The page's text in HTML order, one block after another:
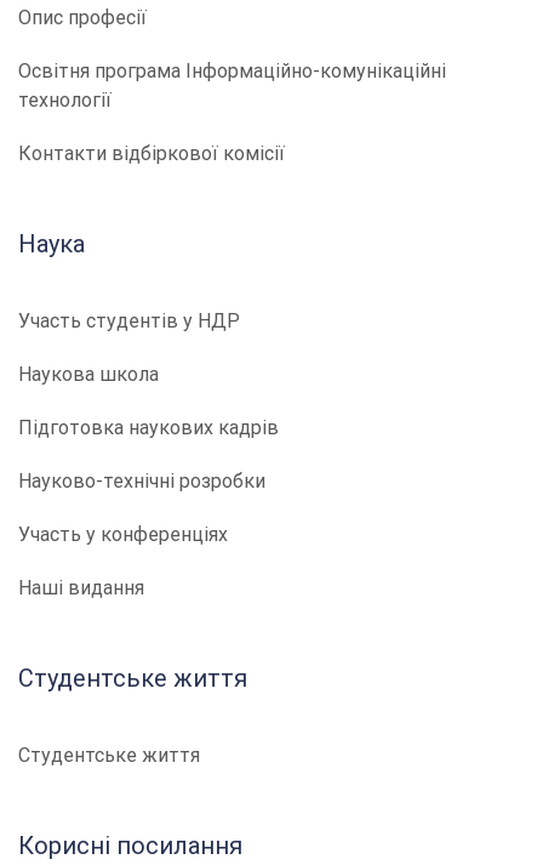
Опис професії
​​Освітня програма Інформаційно-комунікаційні
технології
Контакти відбіркової комісії
Наука
Участь студентів у НДР
Наукова школа
Підготовка наукових кадрів
Науково-технічні розробки
Участь у конференціях
Наші видання
Студентське життя
Студентське життя
Корисні посилання